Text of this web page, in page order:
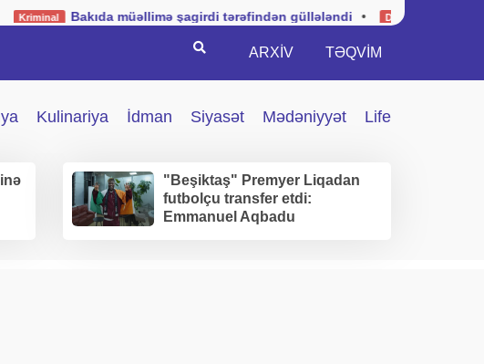
Bakıda müəllimə şagirdi tərəfindən güllələndi • Dünya Kuba hərbi
Search ARXİV TƏQVIM
Kulinariya İdman Siyasət Mədəniyyət Life
"Beşiktaş" Premyer Liqadan
futbolçu transfer etdi:
Emmanuel Aqbadu